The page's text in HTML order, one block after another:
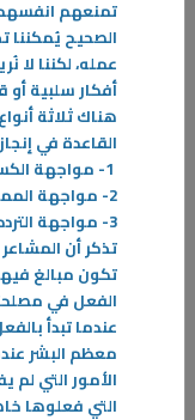
الكويتيون فرجانهم ومهنهم
الكتاب عبارة عن رسالة
وما هي عيشتهم ووضعهم
منازلهم ودواوينهم
تمنعهم
الصحيح
عمله، لكننا لا
أفكار سلبية
هناك ثلاثة
القاعدة في
مواجهة
2- مواجهة
3- مواجهة
تذكر أن
تكون مبالغ
الفعل في
عندما تبدأ
معظم البشر
الأمور التي
التي فعلوها